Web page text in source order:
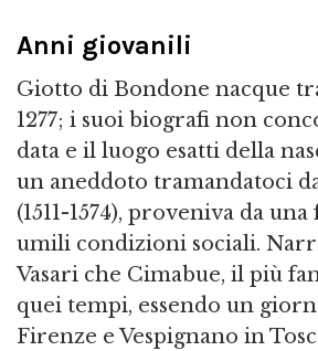
Anni giovanili
Giotto di Bondone nacque
1277; i suoi biografi non
data e il luogo esatti della
un aneddoto tramandatoci
(1511-1574), proveniva da
umili condizioni sociali.
Vasari che Cimabue, il più
quei tempi, essendo un
Firenze e Vespignano in